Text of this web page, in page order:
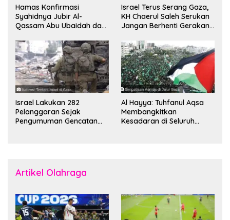
Hamas Konfirmasi
Syahidnya Jubir Al-
Qassam Abu Ubaidah dan
Sinwar
Israel Terus Serang Gaza,
KH Chaerul Saleh Serukan
Jangan Berhenti Gerakan
Israel Lakukan 282
Pelanggaran Sejak
Pengumuman Gencatan
Al Hayya: Tuhfanul Aqsa
Membangkitkan
Kesadaran di Seluruh
Artikel Olahraga